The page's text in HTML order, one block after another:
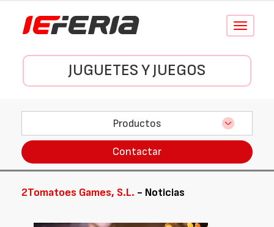
Conmutar
JUGUETES Y JUEGOS
Productos
Contactar
2Tomatoes Games, S.L. - Noticias